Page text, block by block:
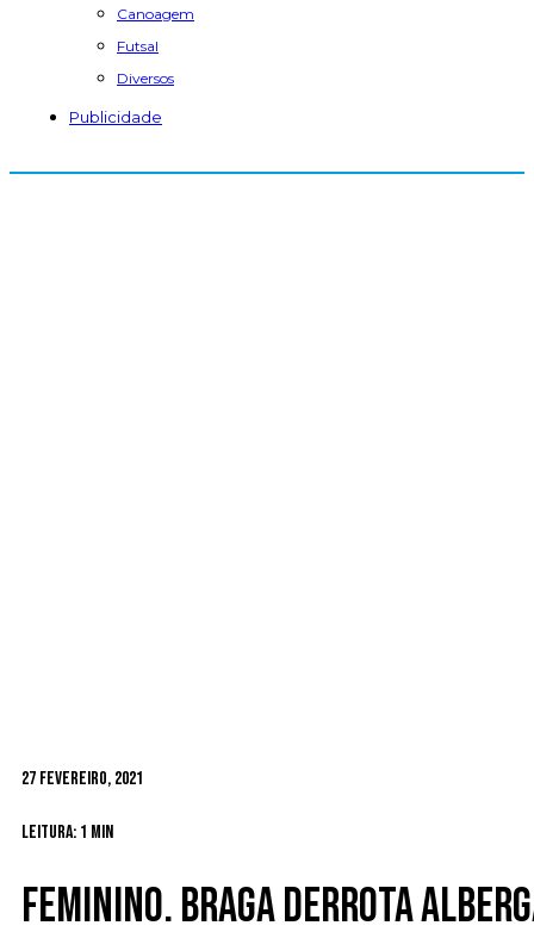
Canoagem
Futsal
Diversos
Publicidade
27 Fevereiro, 2021
Leitura: 1 min
Feminino. Braga derrota